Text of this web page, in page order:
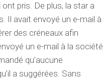
pris. De plus, la star a
Il avait envoyé un e-mail à
des créneaux afin
un e-mail à la société
qu’aucune
a suggérées. Sans